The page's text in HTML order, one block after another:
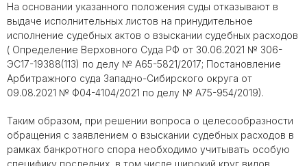
На основании указанного положения суды отказывают в
выдаче исполнительных листов на принудительное
исполнение судебных актов о взыскании судебных расходов
( Определение Верховного Суда РФ от 30.06.2021 № 306-
ЭС17-19388(113) по делу № А65-5821/2017; Постановление
Арбитражного суда Западно-Сибирского округа от
09.08.2021 № Ф04-4104/2021 по делу № А75-954/2019).
Таким образом, при решении вопроса о целесообразности
обращения с заявлением о взыскании судебных расходов в
рамках банкротного спора необходимо учитывать особую
специфику последних, в том числе широкий круг видов